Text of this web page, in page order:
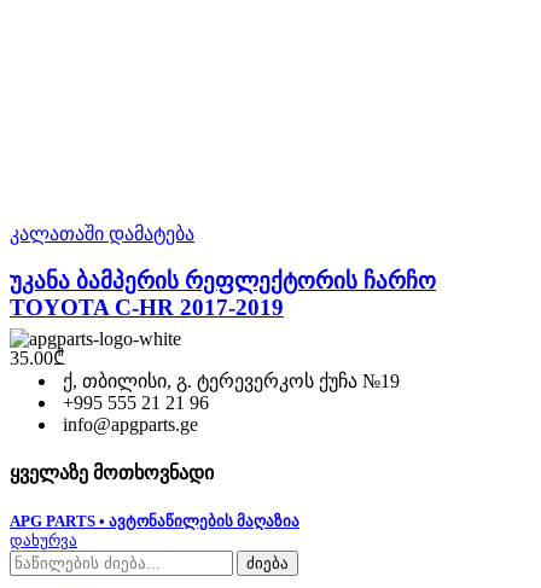
კალათაში დამატება
უკანა ბამპერის რეფლექტორის ჩარჩო
TOYOTA C-HR 2017-2019
35.00₾
ქ, თბილისი, გ. ტერევერკოს ქუჩა №19
+995 555 21 21 96
info@apgparts.ge
ყველაზე მოთხოვნადი
APG PARTS • ავტონაწილების მაღაზია
დახურვა
ძიება